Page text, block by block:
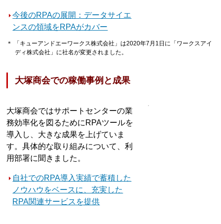
今後のRPAの展開：データサイエ
ンスの領域をRPAがカバー
＊ 「キューアンドエーワークス株式会社」は2020年7月1日に「ワークスアイ
ディ株式会社」に社名が変更されました。
大塚商会での稼働事例と成果
大塚商会ではサポートセンターの業
務効率化を図るためにRPAツールを
導入し、大きな成果を上げていま
す。具体的な取り組みについて、利
用部署に聞きました。
自社でのRPA導入実績で蓄積した
ノウハウをベースに、充実した
RPA関連サービスを提供